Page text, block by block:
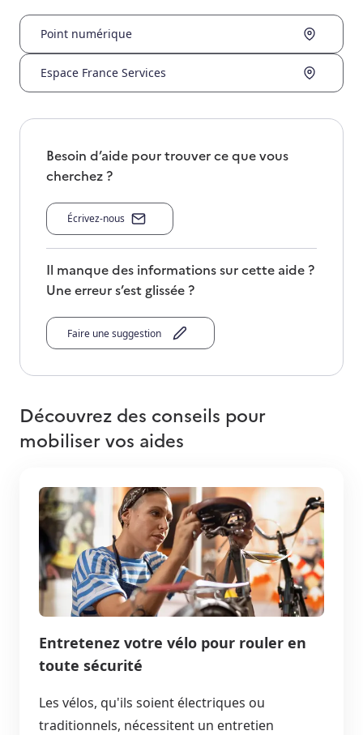
Point numérique
Espace France Services
Besoin d’aide pour trouver ce que vous
cherchez ?
Écrivez-nous
Il manque des informations sur cette aide ?
Une erreur s’est glissée ?
Faire une suggestion
Découvrez des conseils pour
mobiliser vos aides
Entretenez votre vélo pour rouler en
toute sécurité
Les vélos, qu'ils soient électriques ou
traditionnels, nécessitent un entretien